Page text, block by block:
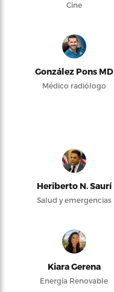
Cine
González Pons MD
Médico radiólogo
Heriberto N. Saurí
Salud y emergencias
Kiara Gerena
Energía Renovable